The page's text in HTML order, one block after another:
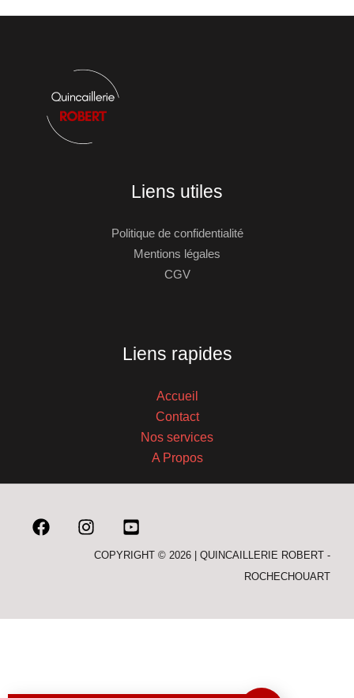
Liens utiles
Politique de confidentialité
Mentions légales
CGV
Liens rapides
Accueil
Contact
Nos services
A Propos
COPYRIGHT © 2026 | QUINCAILLERIE ROBERT -
ROCHECHOUART